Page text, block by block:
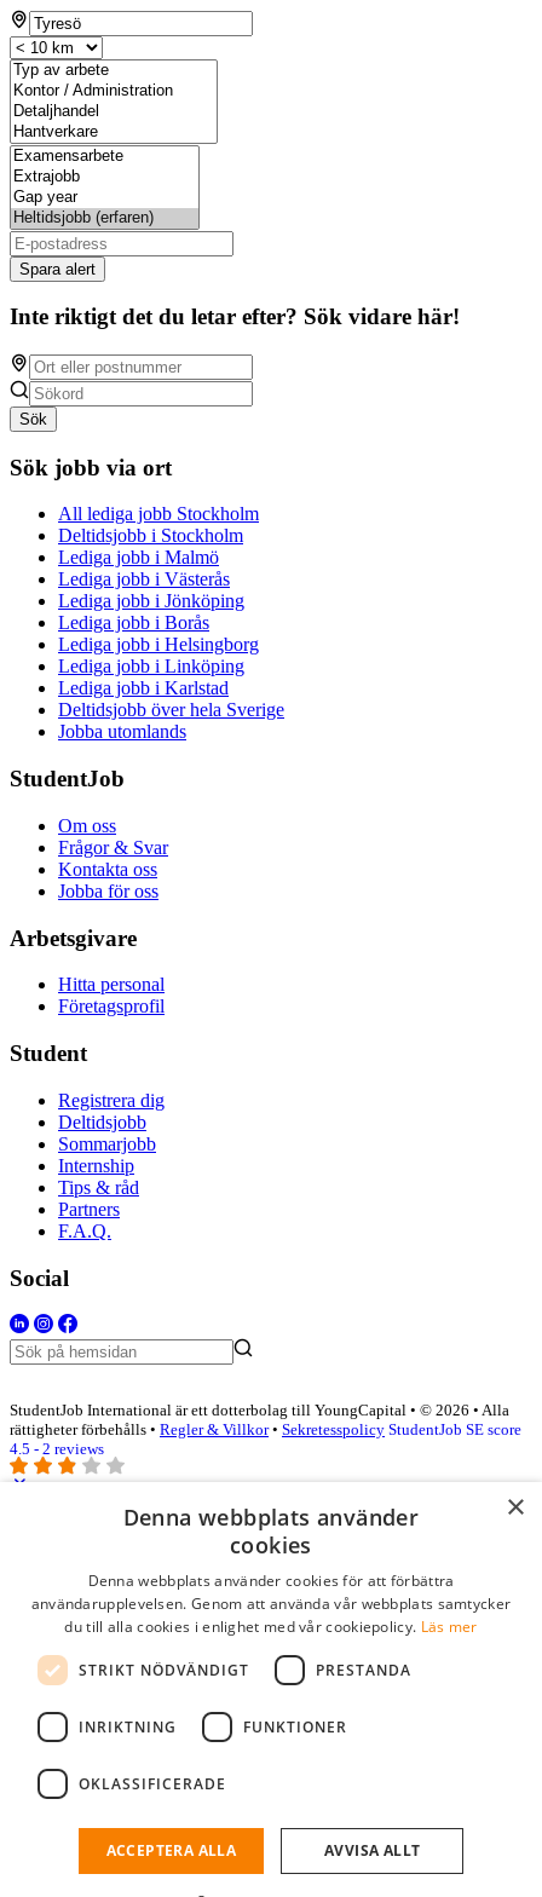
Spara alert
Inte riktigt det du letar efter? Sök vidare här!
Sök
Sök jobb via ort
All lediga jobb Stockholm
Deltidsjobb i Stockholm
Lediga jobb i Malmö
Lediga jobb i Västerås
Lediga jobb i Jönköping
Lediga jobb i Borås
Lediga jobb i Helsingborg
Lediga jobb i Linköping
Lediga jobb i Karlstad
Deltidsjobb över hela Sverige
Jobba utomlands
StudentJob
Om oss
Frågor & Svar
Kontakta oss
Jobba för oss
Arbetsgivare
Hitta personal
Företagsprofil
Student
Registrera dig
Deltidsjobb
Sommarjobb
Internship
Tips & råd
Partners
F.A.Q.
Social
StudentJob International är ett dotterbolag till YoungCapital • © 2026 • Alla
rättigheter förbehålls • Regler & Villkor• Sekretesspolicy StudentJob SE score
4.5 - 2 reviews
Logga in som företag
Lösenord
kom ihåg mig
logga in
Kostnadsfri företagsprofil
och söka efter passande kandidater till ditt företag.
×
Denna webbplats använder
cookies
Denna webbplats använder cookies för att förbättra
användarupplevelsen. Genom att använda vår webbplats samtycker
du till alla cookies i enlighet med vår cookiepolicy. Läs mer
STRIKT NÖDVÄNDIGT PRESTANDA
INRIKTNING FUNKTIONER
OKLASSIFICERADE
ACCEPTERA ALLA AVVISA ALLT